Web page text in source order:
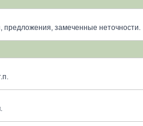
предложения, замеченные неточности.